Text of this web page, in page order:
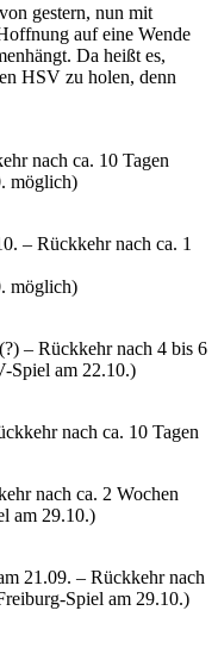
gestern, nun mit
auf eine Wende
Da heißt es,
HSV zu holen, denn
nach ca. 10 Tagen
möglich)
– Rückkehr nach ca. 1
möglich)
– Rückkehr nach 4 bis 6
Spiel am 22.10.)
nach ca. 10 Tagen
nach ca. 2 Wochen
am 29.10.)
21.09. – Rückkehr nach
Spiel am 29.10.)